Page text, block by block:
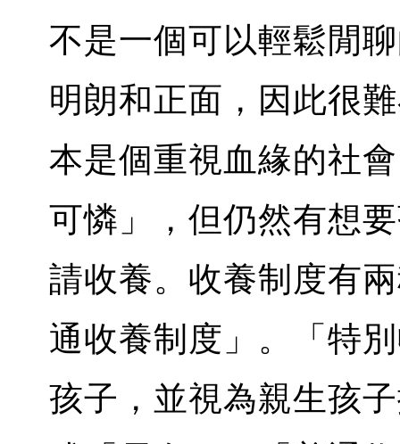
不是一個可以輕鬆閒
明朗和正面，因此很
本是個重視血緣的社
可憐」，但仍然有想
請收養。收養制度有
通收養制度」。「特
孩子，並視為親生孩